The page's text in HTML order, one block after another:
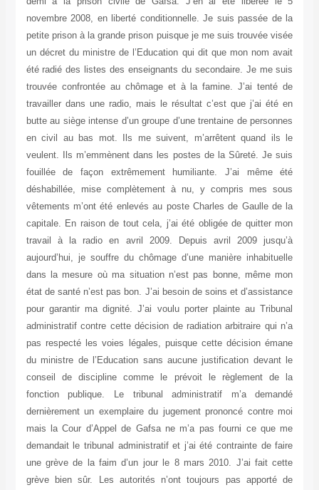
novembre 2008, en liberté conditionnelle. Je suis passée de la
petite prison à la grande prison puisque je me suis trouvée visée
un décret du ministre de l’Education qui dit que mon nom avait
été radié des listes des enseignants du secondaire. Je me suis
trouvée confrontée au chômage et à la famine. J’ai tenté de
travailler dans une radio, mais le résultat c’est que j’ai été en
butte au siège intense d’un groupe d’une trentaine de personnes
en civil au bas mot. Ils me suivent, m’arrêtent quand ils le
veulent. Ils m’emmènent dans les postes de la Sûreté. Je suis
fouillée de façon extrêmement humiliante. J’ai même été
déshabillée, mise complètement à nu, y compris mes sous
vêtements m’ont été enlevés au poste Charles de Gaulle de la
capitale. En raison de tout cela, j’ai été obligée de quitter mon
travail à la radio en avril 2009. Depuis avril 2009 jusqu’à
aujourd’hui, je souffre du chômage d’une manière inhabituelle
dans la mesure où ma situation n’est pas bonne, même mon
état de santé n’est pas bon. J’ai besoin de soins et d’assistance
pour garantir ma dignité. J’ai voulu porter plainte au Tribunal
administratif contre cette décision de radiation arbitraire qui n’a
pas respecté les voies légales, puisque cette décision émane
du ministre de l’Education sans aucune justification devant le
conseil de discipline comme le prévoit le règlement de la
fonction publique. Le tribunal administratif m’a demandé
dernièrement un exemplaire du jugement prononcé contre moi
mais la Cour d’Appel de Gafsa ne m’a pas fourni ce que me
demandait le tribunal administratif et j’ai été contrainte de faire
une grève de la faim d’un jour le 8 mars 2010. J’ai fait cette
grève bien sûr. Les autorités n’ont toujours pas apporté de